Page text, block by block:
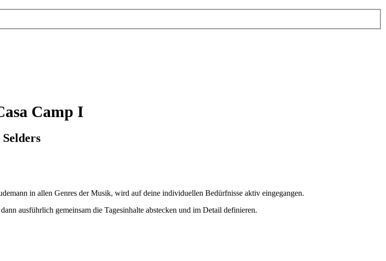
Camp I
in allen Genres der Musik, wird auf deine individuellen Bedürfnisse aktiv eingegangen.
ausführlich gemeinsam die Tagesinhalte abstecken und im Detail definieren.